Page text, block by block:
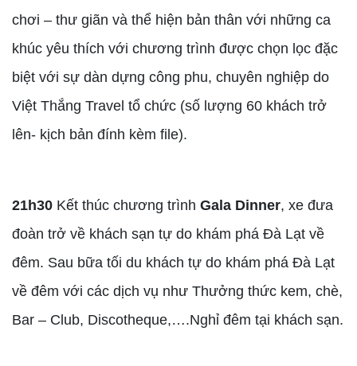
chơi – thư giãn và thể hiện bản thân với những ca
khúc yêu thích với chương trình được chọn lọc đặc
biệt với sự dàn dựng công phu, chuyên nghiệp do
Việt Thắng Travel tổ chức (số lượng 60 khách trở
lên- kịch bản đính kèm file).
21h30 Kết thúc chương trình Gala Dinner, xe đưa
đoàn trở về khách sạn tự do khám phá Đà Lạt về
đêm. Sau bữa tối du khách tự do khám phá Đà Lạt
về đêm với các dịch vụ như Thưởng thức kem, chè,
Bar – Club, Discotheque,….Nghỉ đêm tại khách sạn.